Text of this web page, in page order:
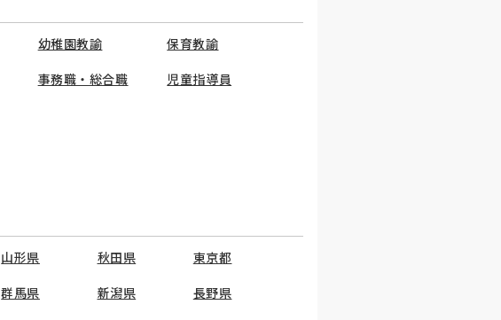
幼稚園教諭 保育教諭
事務職・総合職 児童指導員
山形県 秋田県 東京都
群馬県 新潟県 長野県